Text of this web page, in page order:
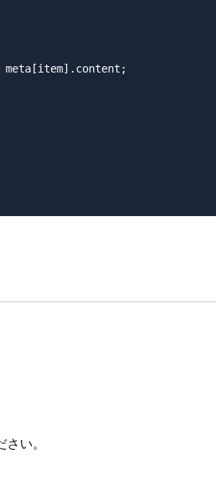
い。